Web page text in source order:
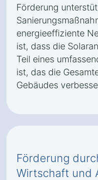
Förderung
energieeffiziente
ist, dass die
Teil eines
ist, das die
Gebäudes
Förderung
Wirtschaft und